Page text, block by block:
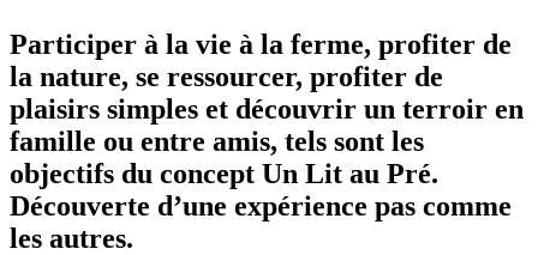
Participer à la vie à la ferme, profiter de
la nature, se ressourcer, profiter de
plaisirs simples et découvrir un terroir en
famille ou entre amis, tels sont les
objectifs du concept Un Lit au Pré.
Découverte d’une expérience pas comme
les autres.